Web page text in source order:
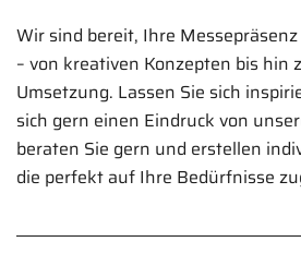
Wir sind bereit, Ihre
– von kreativen Konzepten bis hin
Umsetzung. Lassen Sie sich
sich gern einen Eindruck von
beraten Sie gern und erstellen
die perfekt auf Ihre Bedürfnisse